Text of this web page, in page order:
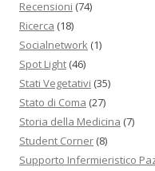
Recensioni (74)
Ricerca (18)
Socialnetwork (1)
Spot Light (46)
Stati Vegetativi (35)
Stato di Coma (27)
Storia della Medicina (7)
Student Corner (8)
Supporto Infermieristico